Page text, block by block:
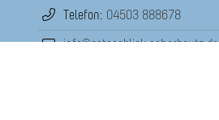
Telefon: 04503 888678
info@ostseeblick-scharbeutz.de